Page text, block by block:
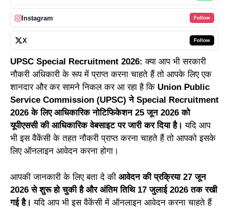
Instagram Follow
X Follow
UPSC Special Recruitment 2026:क्या आप भी सरकारी
नौकरी अधिकारी के रूप में प्राप्त करना चाहते हैं तो आपके लिए एक
शानदार और कर सामने निकल कर आ रहा है कि Union Public
Service Commission (UPSC) ने Special Recruitment
2026 के लिए आधिकारिक नोटिफिकेशन 25 जून 2026 को
यूपीएससी की आधिकारिक वेबसाइट पर जारी कर दिया है।यदि आप
भी इस वैकेंसी के तहत नौकरी प्राप्त करना चाहते हैं तो आपको इसके
लिए ऑनलाइन आवेदन करना होगा।
आपकी जानकारी के लिए बता दे की आवेदन की प्रक्रिया 27 जून
2026 से शुरू हो चुकी है और अंतिम तिथि 17 जुलाई 2026 तक रखी
गई है। यदि आप भी इस वैकेंसी में ऑनलाइन आवेदन करना चाहते हैं